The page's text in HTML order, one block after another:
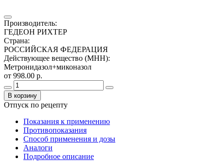
Производитель:
ГЕДЕОН РИХТЕР
Страна:
РОССИЙСКАЯ ФЕДЕРАЦИЯ
Действующее вещество (МНН):
Метронидазол+миконазол
от 998.00 р.
В корзину
Отпуск по рецепту
Показания к применению
Противопоказания
Способ применения и дозы
Аналоги
Подробное описание